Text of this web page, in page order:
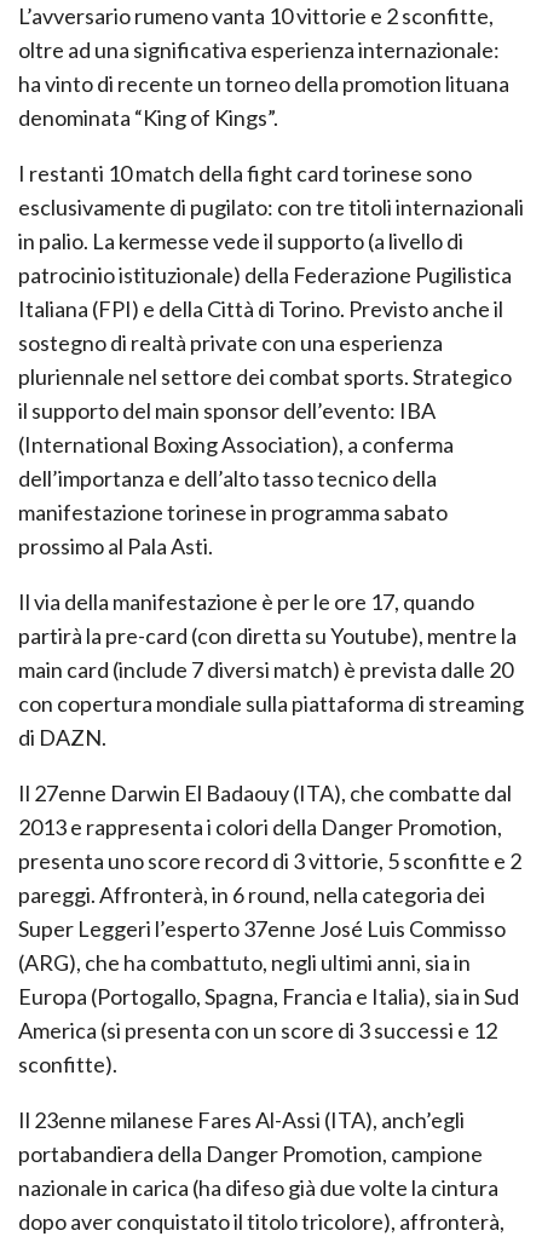
L’avversario rumeno vanta 10 vittorie e 2 sconfitte,
oltre ad una significativa esperienza internazionale:
ha vinto di recente un torneo della promotion lituana
denominata “King of Kings”.
I restanti 10 match della fight card torinese sono
esclusivamente di pugilato: con tre titoli internazionali
in palio. La kermesse vede il supporto (a livello di
patrocinio istituzionale) della Federazione Pugilistica
Italiana (FPI) e della Città di Torino. Previsto anche il
sostegno di realtà private con una esperienza
pluriennale nel settore dei combat sports. Strategico
il supporto del main sponsor dell’evento: IBA
(International Boxing Association), a conferma
dell’importanza e dell’alto tasso tecnico della
manifestazione torinese in programma sabato
prossimo al Pala Asti.
Il via della manifestazione è per le ore 17, quando
partirà la pre-card (con diretta su Youtube), mentre la
main card (include 7 diversi match) è prevista dalle 20
con copertura mondiale sulla piattaforma di streaming
di DAZN.
Il 27enne Darwin El Badaouy (ITA), che combatte dal
2013 e rappresenta i colori della Danger Promotion,
presenta uno score record di 3 vittorie, 5 sconfitte e 2
pareggi. Affronterà, in 6 round, nella categoria dei
Super Leggeri l’esperto 37enne José Luis Commisso
(ARG), che ha combattuto, negli ultimi anni, sia in
Europa (Portogallo, Spagna, Francia e Italia), sia in Sud
America (si presenta con un score di 3 successi e 12
sconfitte).
Il 23enne milanese Fares Al-Assi (ITA), anch’egli
portabandiera della Danger Promotion, campione
nazionale in carica (ha difeso già due volte la cintura
dopo aver conquistato il titolo tricolore), affronterà,